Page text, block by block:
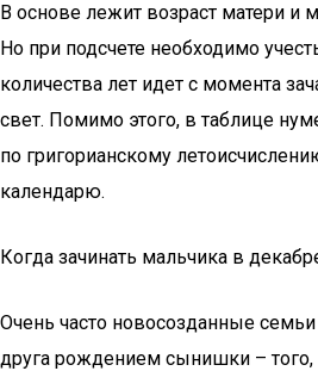
В основе лежит возраст матери и
Но при подсчете необходимо
количества лет идет с момента
свет. Помимо этого, в таблице
по григорианскому
календарю.
Когда зачинать мальчика в
Очень часто новосозданные семьи
друга рождением сынишки –